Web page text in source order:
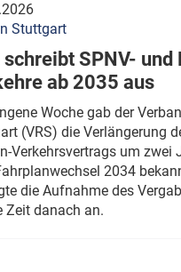
Stuttgart
schreibt SPNV- und
ab 2035 aus
Woche gab der
(VRS) die Verlängerung
Verkehrsvertrags um zwei
2034
die Aufnahme des
Zeit danach an.